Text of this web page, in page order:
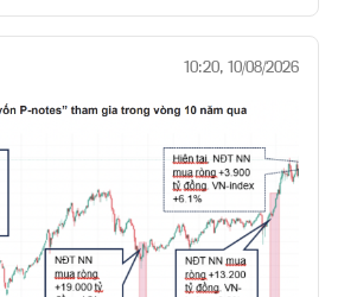
10:20, 10/08/2026